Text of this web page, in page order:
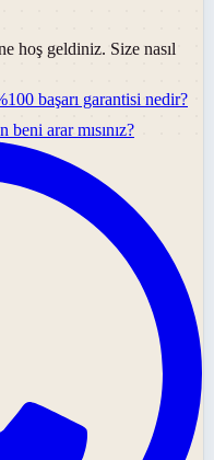
hoş geldiniz. Size nasıl
başarı garantisi nedir?
beni arar mısınız?